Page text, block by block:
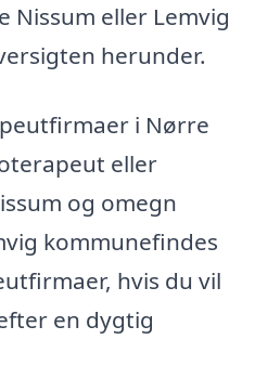
Nissum eller Lemvig
herunder.
i Nørre
eller
og omegn
kommunefindes
hvis du vil
en dygtig